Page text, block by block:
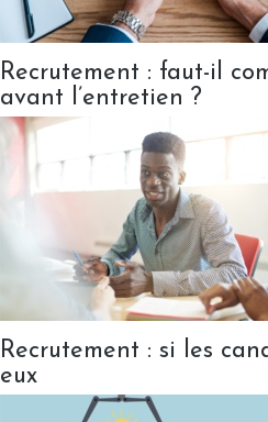
Recrutement : faut-il
avant l’entretien ?
Recrutement : si les
eux